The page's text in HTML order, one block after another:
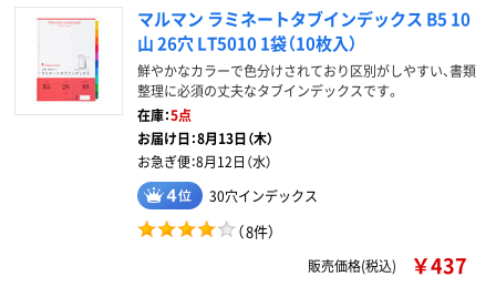
マルマン ラミネートタブインデックス B5 10
山 26穴 LT5010 1袋（10枚入）
鮮やかなカラーで色分けされており区別がしやすい、書類
整理に必須の丈夫なタブインデックスです。
在庫：5点
お届け日：8月13日（木）
お急ぎ便：8月12日（水）
30穴インデックス
（8件）
販売価格(税込) ￥437